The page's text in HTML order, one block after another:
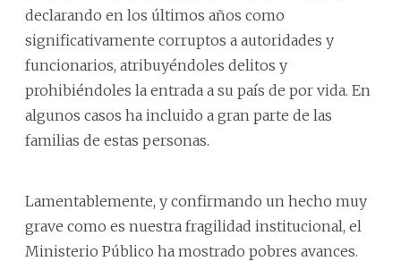
declarando en los últimos años como
significativamente corruptos a autoridades y
funcionarios, atribuyéndoles delitos y
prohibiéndoles la entrada a su país de por vida. En
algunos casos ha incluido a gran parte de las
familias de estas personas.
Lamentablemente, y confirmando un hecho muy
grave como es nuestra fragilidad institucional, el
Ministerio Público ha mostrado pobres avances.